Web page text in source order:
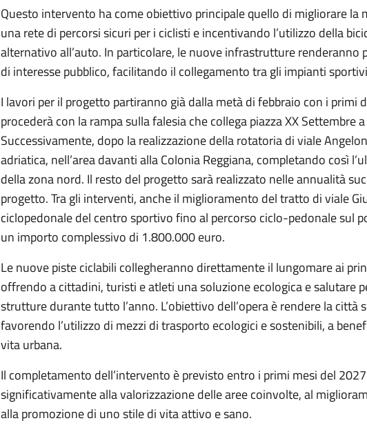
Questo intervento ha come obiettivo principale quello di migliorare la
una rete di percorsi sicuri per i ciclisti e incentivando l’utilizzo della
alternativo all’auto. In particolare, le nuove infrastrutture renderanno
di interesse pubblico, facilitando il collegamento tra gli impianti
I lavori per il progetto partiranno già dalla metà di febbraio con i primi
procederà con la rampa sulla falesia che collega piazza XX Settembre
Successivamente, dopo la realizzazione della rotatoria di viale
adriatica, nell’area davanti alla Colonia Reggiana, completando così
della zona nord. Il resto del progetto sarà realizzato nelle annualità
progetto. Tra gli interventi, anche il miglioramento del tratto di viale
ciclopedonale del centro sportivo fino al percorso ciclo-pedonale sul
un importo complessivo di 1.800.000 euro.
Le nuove piste ciclabili collegheranno direttamente il lungomare ai
offrendo a cittadini, turisti e atleti una soluzione ecologica e salutare
strutture durante tutto l’anno. L’obiettivo dell’opera è rendere la città
favorendo l’utilizzo di mezzi di trasporto ecologici e sostenibili, a
vita urbana.
Il completamento dell’intervento è previsto entro i primi mesi del
significativamente alla valorizzazione delle aree coinvolte, al
alla promozione di uno stile di vita attivo e sano.